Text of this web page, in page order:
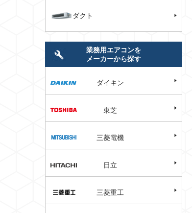
ダクト
業務用エアコンを
メーカーから探す
ダイキン
東芝
三菱電機
日立
三菱重工